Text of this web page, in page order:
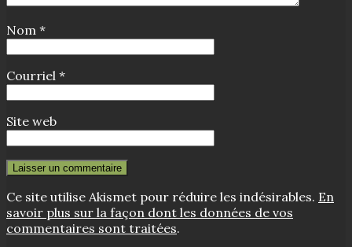
Nom *
Courriel *
Site web
Ce site utilise Akismet pour réduire les indésirables. En
savoir plus sur la façon dont les données de vos
commentaires sont traitées.